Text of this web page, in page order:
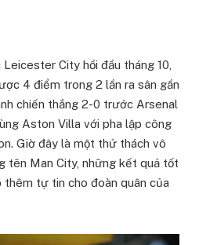
City hồi đầu tháng 10,
4 điểm trong 2 lần ra sân gần
chiến thắng 2-0 trước Arsenal
Aston Villa với pha lập công
Giờ đây là một thử thách vô
tên Man City, những kết quả tốt
thêm tự tin cho đoàn quân của